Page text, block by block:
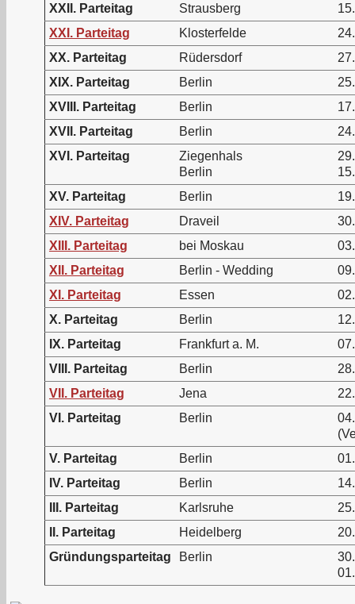
XXII. Parteitag
Strausberg
XXI. Parteitag
Klosterfelde
XX. Parteitag
Rüdersdorf
XIX. Parteitag
Berlin
XVIII. Parteitag
Berlin
XVII. Parteitag
Berlin
XVI. Parteitag
Ziegenhals
Berlin
XV. Parteitag
Berlin
XIV. Parteitag
Draveil
XIII. Parteitag
bei Moskau
XII. Parteitag
Berlin - Wedding
XI. Parteitag
Essen
X. Parteitag
Berlin
IX. Parteitag
Frankfurt a. M.
VIII. Parteitag
Berlin
VII. Parteitag
Jena
VI. Parteitag
Berlin
V. Parteitag
Berlin
IV. Parteitag
Berlin
III. Parteitag
Karlsruhe
II. Parteitag
Heidelberg
Gründungsparteitag
Berlin